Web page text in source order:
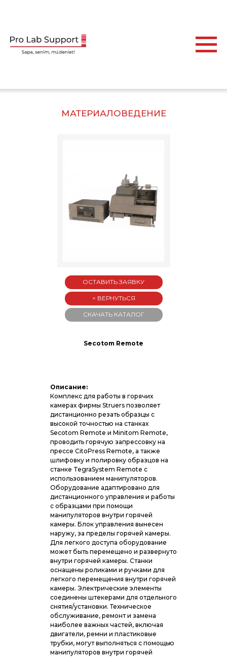
Описание:
Комплекс для работы в горячих
камерах фирмы Struers позволяет
дистанционно резать образцы с
высокой точностью на станках
Secotom Remote и Minitom Remote,
проводить горячую запрессовку на
прессе CitoPress Remote, а также
шлифовку и полировку образцов на
станке TegraSystem Remote с
использованием манипуляторов.
Оборудование адаптировано для
дистанционного управления и работы
с образцами при помощи
манипуляторов внутри горячей
камеры. Блок управления вынесен
наружу, за пределы горячей камеры.
Для легкого доступа оборудование
может быть перемещено и развернуто
внутри горячей камеры. Станки
оснащены роликами и ручками для
легкого перемещения внутри горячей
камеры. Электрические элементы
соединены штекерами для отдельного
снятия/установки. Техническое
обслуживание, ремонт и замена
наиболее важных частей, включая
двигатели, ремни и пластиковые
трубки, могут выполняться с помощью
манипуляторов внутри горячей
Secotom Remote
ОСТАВИТЬ ЗАЯВКУ
< ВЕРНУТЬСЯ
СКАЧАТЬ КАТАЛОГ
МАТЕРИАЛОВЕДЕНИЕ